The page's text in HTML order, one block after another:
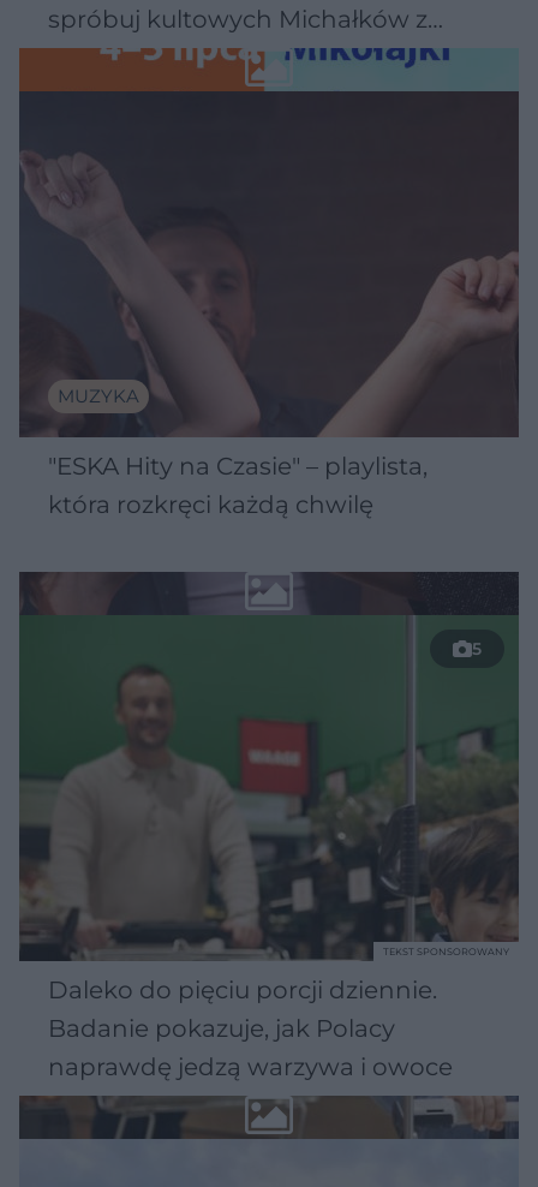
spróbuj kultowych Michałków z
Wawelu
MUZYKA
"ESKA Hity na Czasie" – playlista,
która rozkręci każdą chwilę
5
Daleko do pięciu porcji dziennie.
Badanie pokazuje, jak Polacy
naprawdę jedzą warzywa i owoce
TEKST SPONSOROWANY